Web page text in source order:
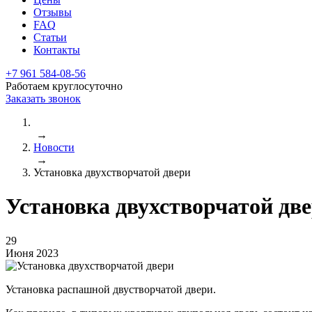
Отзывы
FAQ
Статьи
Контакты
+7 961 584-08-56
Работаем круглосуточно
Заказать звонок
→
Новости
→
Установка двухстворчатой двери
Установка двухстворчатой
29
Июня 2023
Установка распашной двустворчатой двери.